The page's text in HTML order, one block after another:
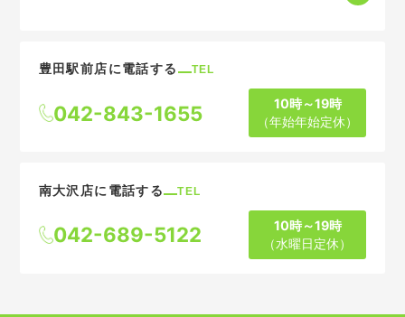
豊田駅前店に電話する TEL
042-843-1655
10時～19時
（年始年始定休）
南大沢店に電話する TEL
042-689-5122
10時～19時
（水曜日定休）